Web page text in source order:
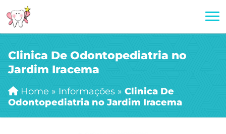
Clinica De Odontopediatria no
Jardim Iracema
Home » Informações » Clinica De
Odontopediatria no Jardim Iracema